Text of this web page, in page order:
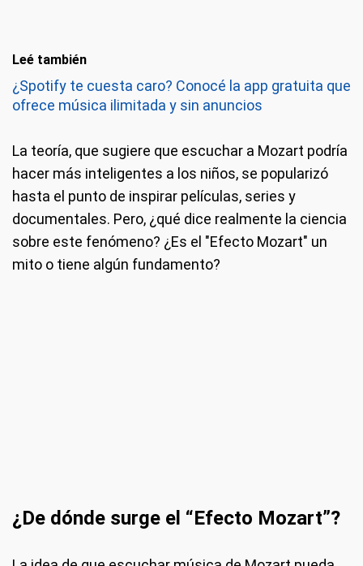
Leé también
¿Spotify te cuesta caro? Conocé la app gratuita que
ofrece música ilimitada y sin anuncios
La teoría, que sugiere que escuchar a Mozart podría
hacer más inteligentes a los niños, se popularizó
hasta el punto de inspirar películas, series y
documentales. Pero, ¿qué dice realmente la ciencia
sobre este fenómeno? ¿Es el "Efecto Mozart" un
mito o tiene algún fundamento?
¿De dónde surge el “Efecto Mozart”?